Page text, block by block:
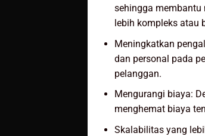
sehingga membantu
lebih kompleks atau
Meningkatkan
dan personal pada
pelanggan.
Mengurangi biaya:
menghemat biaya
Skalabilitas yang